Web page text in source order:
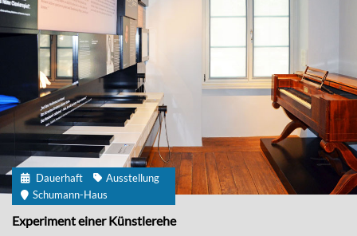
Dauerhaft
Ausstellung
Schumann-Haus
Experiment einer Künstlerehe